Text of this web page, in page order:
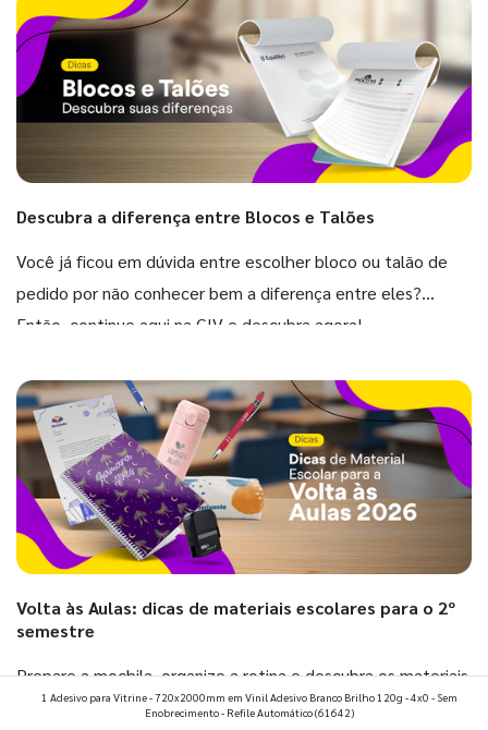
Descubra a diferença entre Blocos e Talões
Você já ficou em dúvida entre escolher bloco ou talão de
pedido por não conhecer bem a diferença entre eles?
Então, continue aqui na GIV e descubra agora!
Volta às Aulas: dicas de materiais escolares para o 2º
semestre
Prepare a mochila, organize a rotina e descubra os materiais
que fazem toda diferença para começar o segundo
1 Adesivo para Vitrine - 720x2000mm em Vinil Adesivo Branco Brilho 120g - 4x0 - Sem
Enobrecimento - Refile Automático(61642)